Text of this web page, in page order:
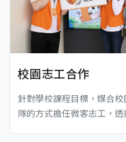
校園志工合作
針對學校課程目標，媒合
隊的方式擔任微客志工，